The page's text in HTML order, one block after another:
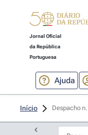
Jornal Oficial
da República
Portuguesa
Ajuda
Início Despacho